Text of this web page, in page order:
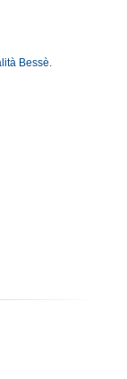
Bessè.